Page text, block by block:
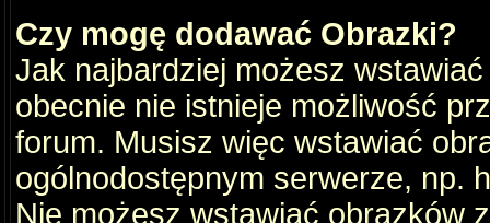
Czy mogę dodawać Obrazki?
Jak najbardziej możesz
obecnie nie istnieje możliwość
forum. Musisz więc wstawiać
ogólnodostępnym serwerze, np.
Nie możesz wstawiać obrazków